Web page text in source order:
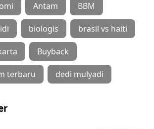
Antam BBM
biologis brasil vs haiti
Buyback
terbaru dedi mulyadi